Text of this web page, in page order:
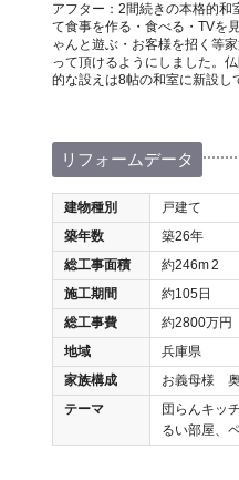
アフター：2間続きの本格的和
て食事を作る・食べる・TVを
ゃんと遊ぶ・お客様を招く等
って頂けるようにしました。
的な設えは8帖の和室に新設し
リフォームデータ
建物種別
戸建て
築年数
築26年
総工事面積
約246m2
施工期間
約105日
総工事費
約2800万円
地域
兵庫県
家族構成
お義母様
テーマ
団らんキッ
るい部屋、